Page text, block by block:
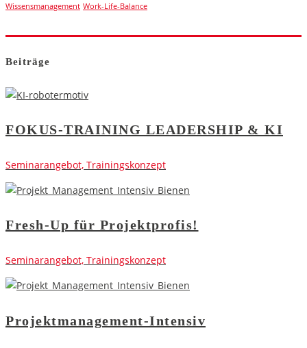
Wissensmanagement Work-Life-Balance
Beiträge
FOKUS-TRAINING LEADERSHIP & KI
Seminarangebot, Trainingskonzept
Fresh-Up für Projektprofis!
Seminarangebot, Trainingskonzept
Projektmanagement-Intensiv